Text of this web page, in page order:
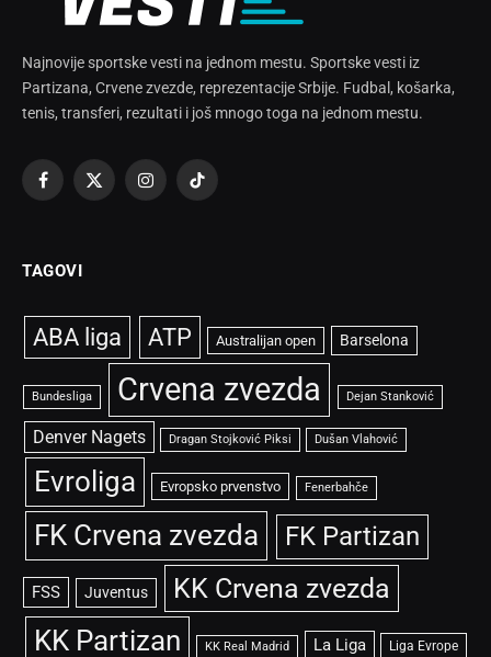
Najnovije sportske vesti na jednom mestu. Sportske vesti iz
Partizana, Crvene zvezde, reprezentacije Srbije. Fudbal, košarka,
tenis, transferi, rezultati i još mnogo toga na jednom mestu.
Facebook
X
InstagramTikTok
TAGOVI
ABA liga ATP Australijan open Barselona
Bundesliga Crvena zvezda Dejan Stanković
Denver Nagets Dragan Stojković Piksi Dušan Vlahović
Evroliga Evropsko prvenstvo Fenerbahče
FK Crvena zvezda FK Partizan
FSS Juventus KK Crvena zvezda
KK Partizan KK Real Madrid La Liga Liga Evrope